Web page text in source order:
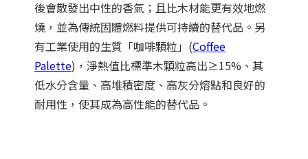
後會散發出中性的香氣；且比木材能更有效地燃
燒，並為傳統固體燃料提供可持續的替代品。另
有工業使用的生質「咖啡顆粒」(Coffee
Palette)，淨熱值比標準木顆粒高出≥15%、其
低水分含量、高堆積密度、高灰分熔點和良好的
耐用性，使其成為高性能的替代品。